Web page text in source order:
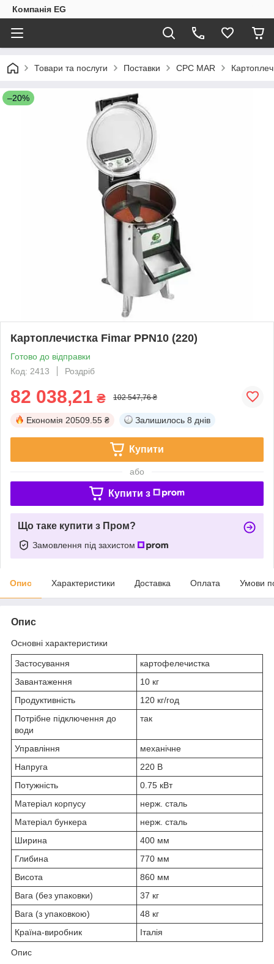
Компанія EG
Товари та послуги Поставки CPC MAR
–20%
Картоплечистка Fimar PPN10 (220)
Готово до відправки
Код: 2413
Роздріб
82 038,21 ₴ 102 547,76 ₴
Економія 20509.55 ₴ Залишилось 8 днів
Купити
або
Купити з
Що таке купити з Пром?
Замовлення під захистом
Опис Характеристики Доставка Оплата Умови
Опис
Основні характеристики
Застосування
картофелечистка
Завантаження
10 кг
Продуктивність
120 кг/год
Потрібне підключення до
води
так
Управління
механічне
Напруга
220 В
Потужність
0.75 кВт
Матеріал корпусу
нерж. сталь
Матеріал бункера
нерж. сталь
Ширина
400 мм
Глибина
770 мм
Висота
860 мм
Вага (без упаковки)
37 кг
Вага (з упаковкою)
48 кг
Країна-виробник
Італія
Опис